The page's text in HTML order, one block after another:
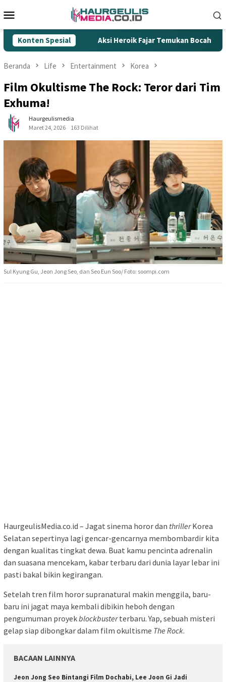
ke
Mobile
Konten Spesial
Ilegal Aksi Heroik Fajar Temukan Bocah Tenggelam di
Beranda Life Entertainment Korea
Film Okultisme The Rock: Teror dari Tim
Exhuma!
Haurgeulismedia
Maret 24, 2026
163 Dilihat
Sul Kyung Gu, Jeon Jong Seo, dan Seo Eun Soo/ Foto: soompi.com
HaurgeulisMedia.co.id – Jagat sinema horor dan thrillerKorea
Selatan sepertinya lagi gencar-gencarnya membombardir kita
dengan kualitas tingkat dewa. Buat kamu pencinta adrenalin
dan suasana mencekam, kabar terbaru dari dunia layar lebar ini
pasti bakal bikin kegirangan.
Setelah tren film horor supranatural makin menggila, baru-
baru ini jagat maya kembali dibikin heboh dengan
pengumuman proyekblockbusterterbaru. Yap, sebuah misteri
gelap siap dibongkar dalam film okultisme The Rock.
BACAAN LAINNYA
Jeon Jong Seo Bintangi Film Dochabi, Lee Joon Gi Jadi